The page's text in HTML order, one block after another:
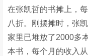
在张凯哲的书摊上，
八折。刚摆摊时，张
家里已堆放了2000多
本书，每个月的收入